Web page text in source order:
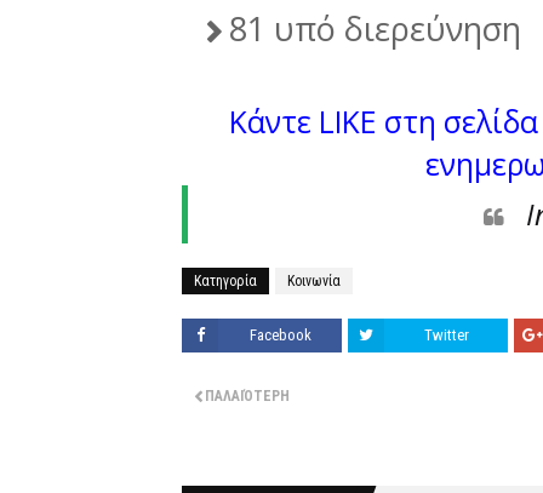
81 υπό διερεύνηση
Κάντε LIKE στη
Κατηγορία Κοινωνία
Facebook Twitter
ΠΑΛΑΙΌΤΕΡΗ